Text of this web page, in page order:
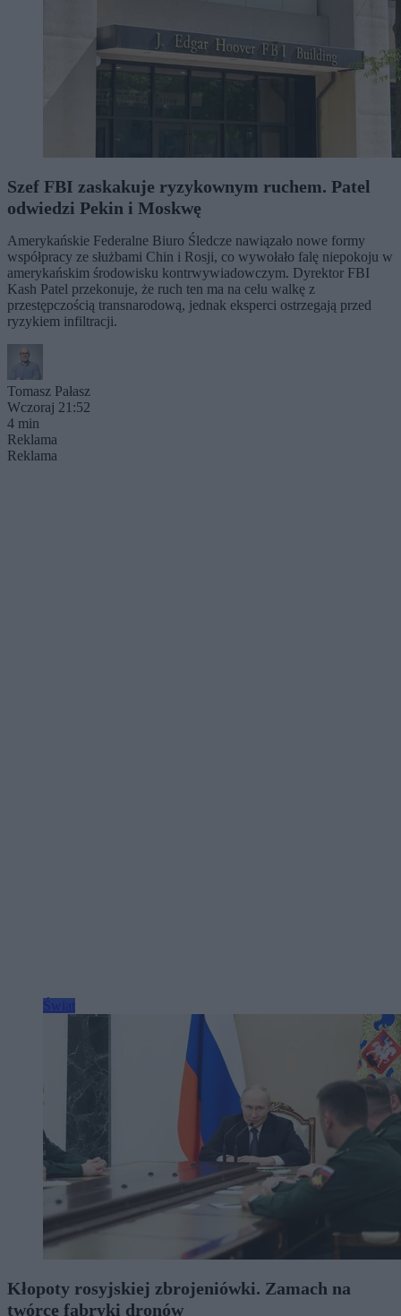
Szef FBI zaskakuje ryzykownym ruchem. Patel
odwiedzi Pekin i Moskwę
Amerykańskie Federalne Biuro Śledcze nawiązało nowe formy
współpracy ze służbami Chin i Rosji, co wywołało falę niepokoju w
amerykańskim środowisku kontrwywiadowczym. Dyrektor FBI
Kash Patel przekonuje, że ruch ten ma na celu walkę z
przestępczością transnarodową, jednak eksperci ostrzegają przed
ryzykiem infiltracji.
Tomasz Pałasz
Wczoraj 21:52
4 min
Reklama
Reklama
Kłopoty rosyjskiej zbrojeniówki. Zamach na
twórcę fabryki dronów